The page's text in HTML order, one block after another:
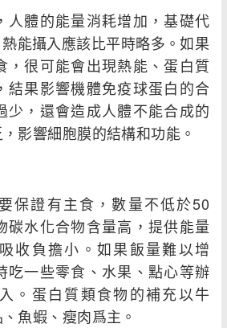
體的能量消耗增加，基礎代
能攝入應該比平時略多。如果
，很可能會出現熱能、蛋白質
結果影響機體免疫球蛋白的合
少，還會造成人體不能合成的
影響細胞膜的結構和功能。
證有主食，數量不低於50
碳水化合物含量高，提供能量
收負擔小。如果飯量難以增
吃一些零食、水果、點心等辦
。蛋白質類食物的補充以牛
魚蝦、瘦肉爲主。